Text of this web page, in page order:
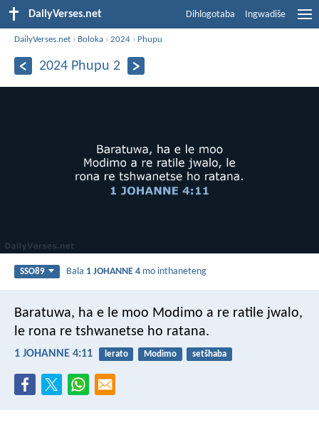
DailyVerses.net Dihlogotaba Ingwadiše
DailyVerses.net › Boloka ›2024 › Phupu
2024 Phupu 2
SSO89 Bala 1 JOHANNE 4 mo inthaneteng
Baratuwa, ha e le moo Modimo a re ratile jwalo,
le rona re tshwanetse ho ratana.
1 JOHANNE 4:11 lerato Modimo setšhaba